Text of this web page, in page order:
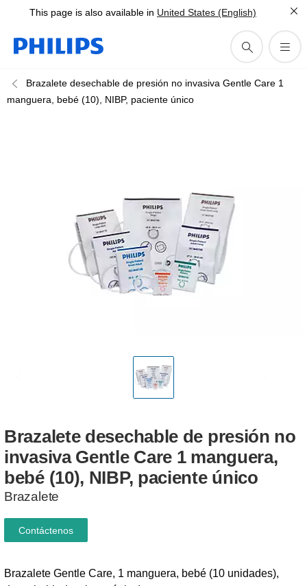
This page is also available in United States (English)
Brazalete desechable de presión no invasiva Gentle Care 1
manguera, bebé (10), NIBP, paciente único
Brazalete desechable de presión no
invasiva Gentle Care 1 manguera,
bebé (10), NIBP, paciente único
Brazalete
Brazalete Gentle Care, 1 manguera, bebé (10 unidades),
Contáctenos